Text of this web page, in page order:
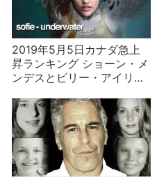
2019年5月5日カナダ急上
昇ランキング ショーン・メ
ンデスとビリー・アイリッ